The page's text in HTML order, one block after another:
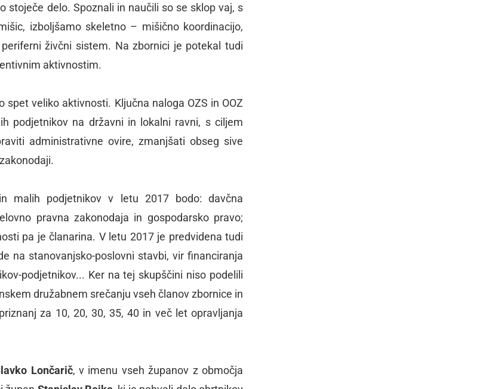
stoječe delo. Spoznali in naučili so se sklop vaj, s
izboljšamo skeletno – mišično koordinacijo,
živčni sistem. Na zbornici je potekal tudi
aktivnostim.
spet veliko aktivnosti. Ključna naloga OZS in OOZ
podjetnikov na državni in lokalni ravni, s ciljem
administrativne ovire, zmanjšati obseg sive
malih podjetnikov v letu 2017 bodo: davčna
pravna zakonodaja in gospodarsko pravo;
pa je članarina. V letu 2017 je predvidena tudi
na stanovanjsko-poslovni stavbi, vir financiranja
podjetnikov... Ker na tej skupščini niso podelili
družabnem srečanju vseh članov zbornice in
za 10, 20, 30, 35, 40 in več let opravljanja
Lončarič, v imenu vseh županov z območja